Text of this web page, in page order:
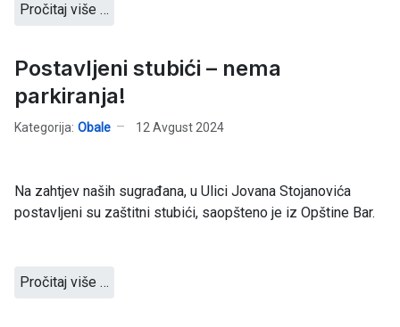
Pročitaj više …
Postavljeni stubići – nema
parkiranja!
Kategorija: Obale 12 Avgust 2024
Na zahtjev naših sugrađana, u Ulici Jovana Stojanovića
postavljeni su zaštitni stubići, saopšteno je iz Opštine Bar.
Pročitaj više …